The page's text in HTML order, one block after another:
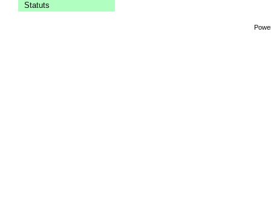
Statuts